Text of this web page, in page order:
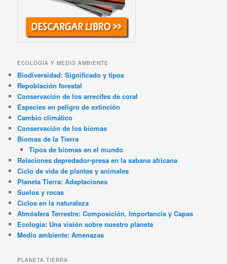
ECOLOGÍA Y MEDIO AMBIENTE
Biodiversidad: Significado y tipos
Repoblación forestal
Conservación de los arrecifes de coral
Especies en peligro de extinción
Cambio climático
Conservación de los biomas
Biomas de la Tierra
Tipos de biomas en el mundo
Relaciones depredador-presa en la sabana africana
Ciclo de vida de plantas y animales
Planeta Tierra: Adaptaciones
Suelos y rocas
Ciclos en la naturaleza
Atmósfera Terrestre: Composición, Importancia y Capas
Ecología: Una visión sobre nuestro planeta
Medio ambiente: Amenazas
PLANETA TIERRA